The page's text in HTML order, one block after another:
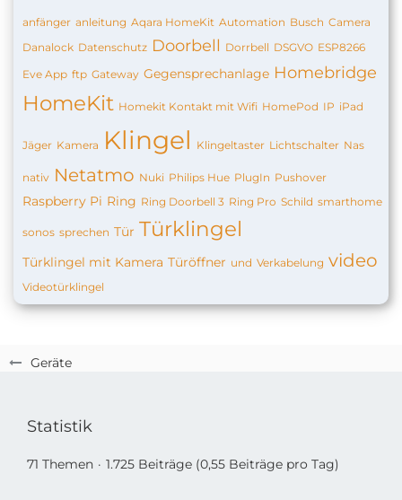
Geräte
anfänger anleitung Aqara HomeKit Automation Busch Camera
Danalock Datenschutz Doorbell Dorrbell DSGVO ESP8266
Eve App ftp Gateway Gegensprechanlage Homebridge
HomeKit Homekit Kontakt mit Wifi HomePod IP iPad
Jäger Kamera Klingel Klingeltaster Lichtschalter Nas
nativ Netatmo Nuki Philips Hue PlugIn Pushover
Raspberry Pi Ring Ring Doorbell 3 Ring Pro Schild smarthome
sonos sprechen Tür Türklingel
Türklingel mit Kamera Türöffner und Verkabelung video
Videotürklingel
Statistik
71 Themen 1.725 Beiträge (0,55 Beiträge pro Tag)